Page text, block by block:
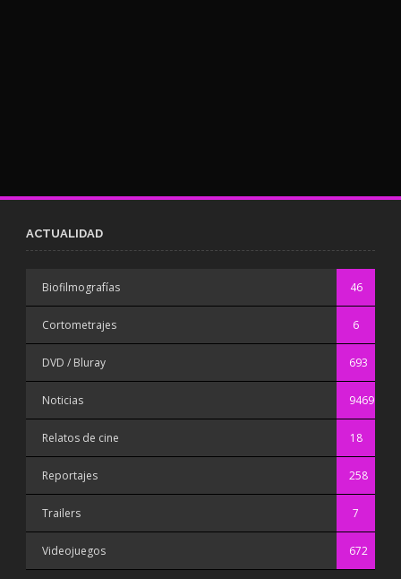
ACTUALIDAD
Biofilmografías 46
Cortometrajes 6
DVD / Bluray 693
Noticias 9469
Relatos de cine 18
Reportajes 258
Trailers 7
Videojuegos 672